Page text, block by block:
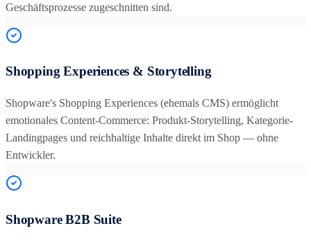
Geschäftsprozesse zugeschnitten sind.
Shopping Experiences & Storytelling
Shopware's Shopping Experiences (ehemals CMS) ermöglicht
emotionales Content-Commerce: Produkt-Storytelling, Kategorie-
Landingpages und reichhaltige Inhalte direkt im Shop — ohne
Entwickler.
Shopware B2B Suite